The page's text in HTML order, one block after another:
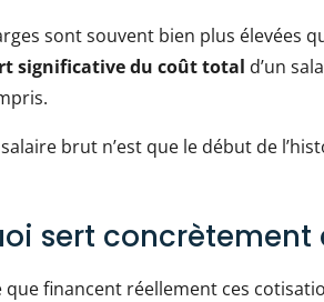
sont souvent bien plus élevées
significative du coût total d’un
brut n’est que le début de
sert concrètement
que financent réellement ces